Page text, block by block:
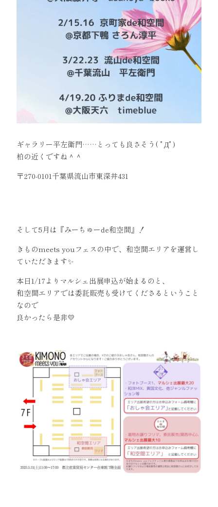
ギャラリー平左衛門……とっても良さそう( ﾟДﾟ)
柏の近くですね＾＾
〒270-0101千葉県流山市東深井431
そして5月は『みーちゅーde和空間』！
きものmeets youフェスの中で、和空間エリアを運営し
ていただきます✨
本日1/17よりマルシェ出展申込が始まるのと、
和空間エリアでは委託販売も受けてくださるということ
なので
良かったら是非💛